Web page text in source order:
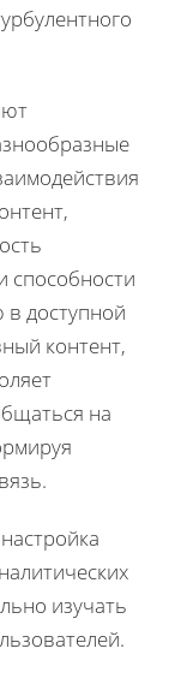
способности
доступной
контент,
на
изучать